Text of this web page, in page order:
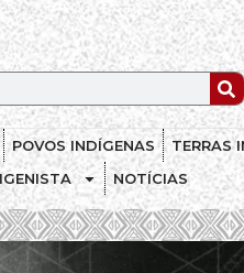
POVOS INDÍGENAS
TERRAS
NOTÍCIAS